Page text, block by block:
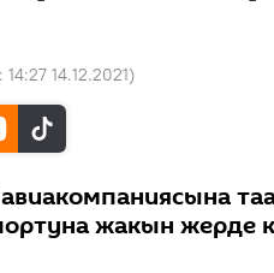
14:27 14.12.2021)
жакын жерде